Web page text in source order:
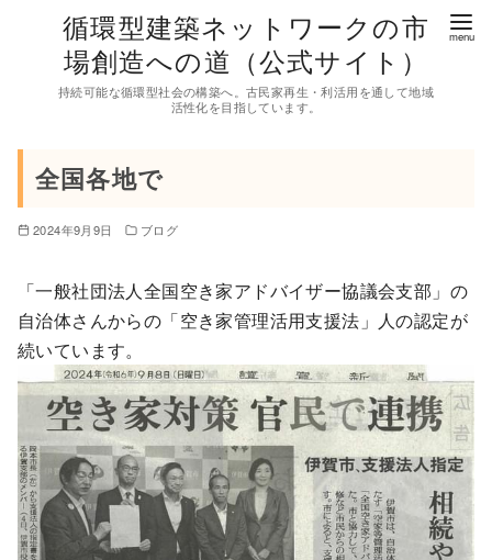
循環型建築ネットワークの市
場創造への道（公式サイト）
持続可能な循環型社会の構築へ。古民家再生・利活用を通して地域
活性化を目指しています。
全国各地で
2024年9月9日 ブログ
「一般社団法人全国空き家アドバイザー協議会支部」の
自治体さんからの「空き家管理活用支援法」人の認定が
続いています。